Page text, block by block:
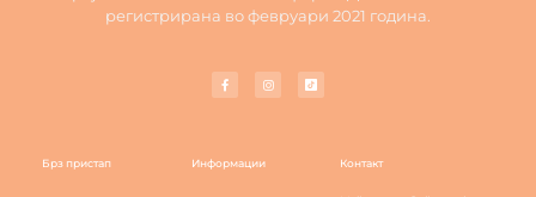
регистрирана во февруари 2021 година.
Брз пристап Информации Контакт